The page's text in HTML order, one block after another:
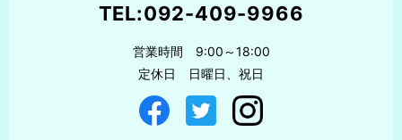
TEL:092-409-9966
営業時間 9:00～18:00
定休日 日曜日、祝日